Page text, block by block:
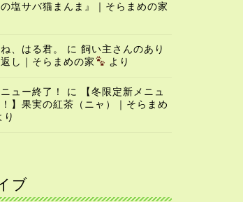
塩サバ猫まんま』｜そらまめの家
、はる君。 に 飼い主さんのあり
し｜そらまめの家
より
ュー終了！ に
【冬限定新メニュ
】果実の紅茶（ニャ）｜そらまめ
り
ブ